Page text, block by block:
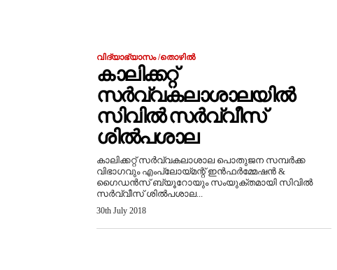
വിദ്യാഭ്യാസം /തൊഴിൽ
കാലിക്കറ്റ്‌
സർവ്വകലാശാലയിൽ
സിവിൽ സർവ്വീസ്‌
ശിൽപശാല
കാലിക്കറ്റ്‌ സർവ്വകലാശാല പൊതുജന സമ്പർക്ക
വിഭാഗവും എംപ്ലോയ്‌മന്റ്‌ ഇൻഫർമ്മേഷൻ &
ഗൈഡൻസ്‌ ബ്യൂറോയും സംയുക്തമായി സിവിൽ
സർവ്വീസ്‌ ശിൽപശാല...
30th July 2018